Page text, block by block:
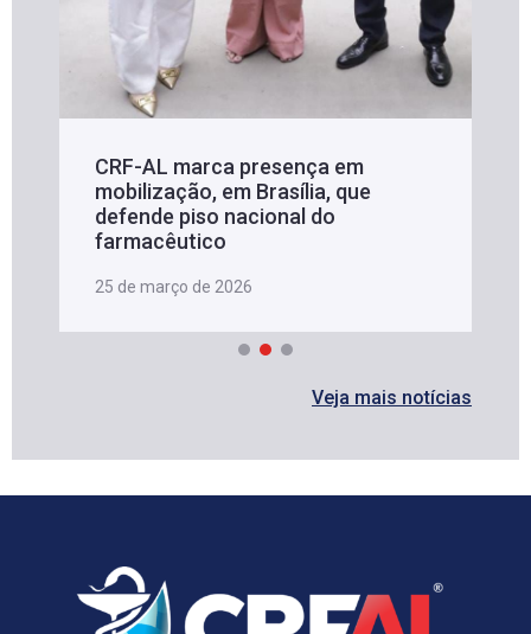
CRF-AL marca presença em
mobilização, em Brasília, que
defende piso nacional do
farmacêutico
25 de março de 2026
Veja mais notícias